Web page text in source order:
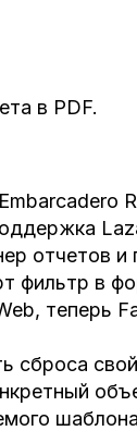
в PDF.
отчетов
фильтр в
теперь
сброса